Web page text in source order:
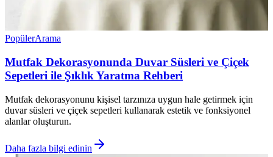
PopülerArama
Mutfak Dekorasyonunda Duvar Süsleri ve Çiçek
Sepetleri ile Şıklık Yaratma Rehberi
Mutfak dekorasyonunu kişisel tarzınıza uygun hale getirmek için
duvar süsleri ve çiçek sepetleri kullanarak estetik ve fonksiyonel
alanlar oluşturun.
Daha fazla bilgi edinin